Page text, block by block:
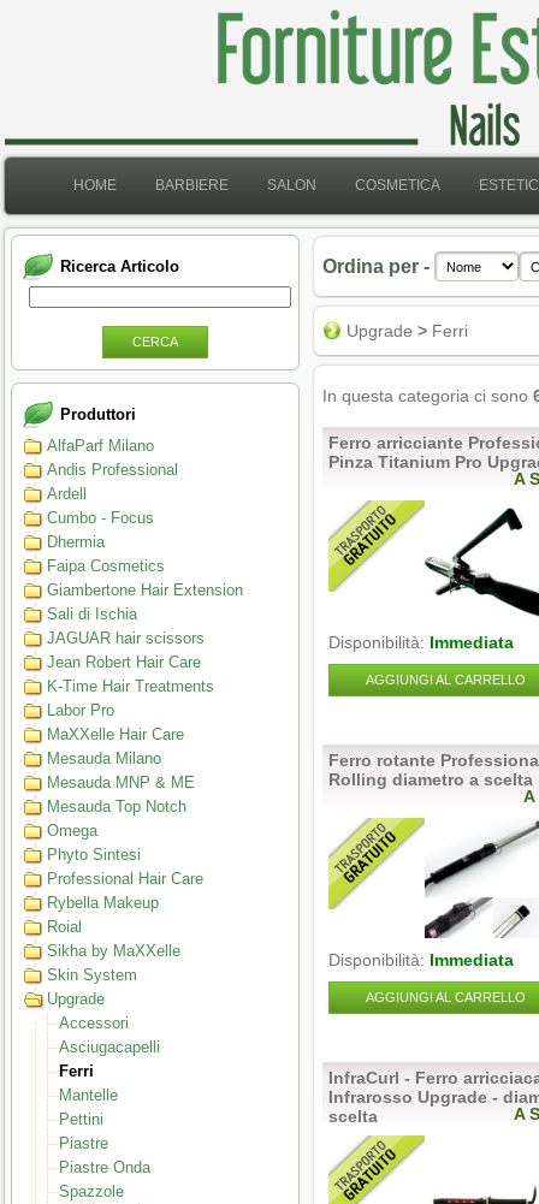
HOME BARBIERE SALON COSMETICA
Ricerca Articolo
CERCA
Produttori
AlfaParf Milano
Andis Professional
Ardell
Cumbo - Focus
Dhermia
Faipa Cosmetics
Giambertone Hair Extension
Sali di Ischia
JAGUAR hair scissors
Jean Robert Hair Care
K-Time Hair Treatments
Labor Pro
MaXXelle Hair Care
Mesauda Milano
Mesauda MNP & ME
Mesauda Top Notch
Omega
Phyto Sintesi
Professional Hair Care
Rybella Makeup
Roial
Sikha by MaXXelle
Skin System
Upgrade
Accessori
Asciugacapelli
Ferri
Mantelle
Pettini
Piastre
Piastre Onda
Spazzole
Ordina per -
Upgrade > Ferri
In questa categoria ci sono
Ferro arricciante
Pinza Titanium Pro
A
Disponibilità: Immediata
AGGIUNGI AL CARRELLO
Ferro rotante
Rolling diametro a scelta
A
Disponibilità: Immediata
AGGIUNGI AL CARRELLO
InfraCurl - Ferro
Infrarosso Upgrade -
scelta
A